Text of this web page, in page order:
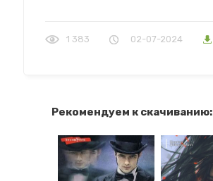
1 383 02-07-2024
Рекомендуем к скачиванию: